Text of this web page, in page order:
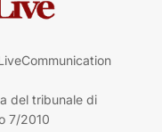
del tribunale di
7/2010